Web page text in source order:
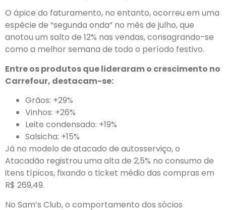
O ápice do faturamento, no entanto, ocorreu em uma
espécie de “segunda onda” no mês de julho, que
anotou um salto de 12% nas vendas, consagrando-se
como a melhor semana de todo o período festivo.
Entre os produtos que lideraram o crescimento no
Carrefour, destacam-se:
Grãos: +29%
Vinhos: +26%
Leite condensado: +19%
Salsicha: +15%
Já no modelo de atacado de autosserviço, o
Atacadão registrou uma alta de 2,5% no consumo de
itens típicos, fixando o ticket médio das compras em
R$ 269,49.
No Sam’s Club, o comportamento dos sócios